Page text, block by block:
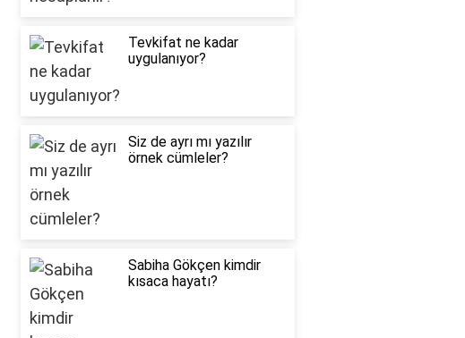
Tevkifat ne kadar
uygulanıyor?
Siz de ayrı mı yazılır
örnek cümleler?
Sabiha Gökçen kimdir
kısaca hayatı?